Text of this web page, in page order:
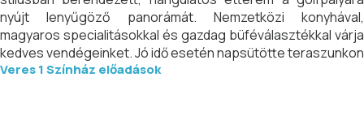
nyújt lenyűgöző panorámát. Nemzetközi konyhával,
magyaros specialitásokkal és gazdag büféválasztékkal várja
kedves vendégeinket. Jó idő esetén napsütötte teraszunkon
is elfogyaszthatja a bőséges kínálatunkból választott
Veres 1 Színház előadások